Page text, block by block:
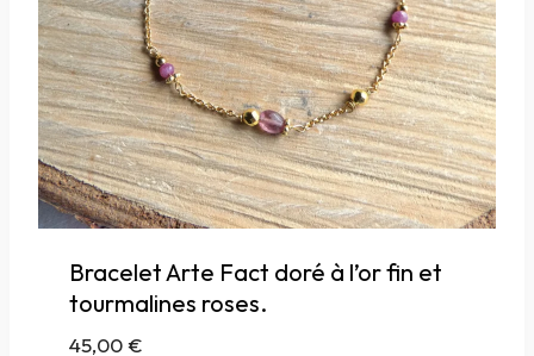
Bracelet Arte Fact doré à l’or fin et
tourmalines roses.
45,00€